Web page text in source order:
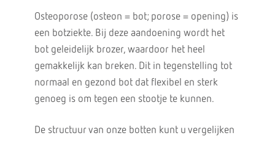
Osteoporose (osteon = bot; porose = opening) is
een botziekte. Bij deze aandoening wordt het
bot geleidelijk brozer, waardoor het heel
gemakkelijk kan breken. Dit in tegenstelling tot
normaal en gezond bot dat flexibel en sterk
genoeg is om tegen een stootje te kunnen.
De structuur van onze botten kunt u vergelijken